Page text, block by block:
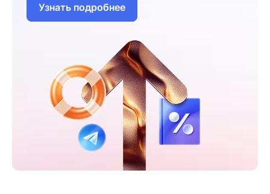
Узнать подробнее